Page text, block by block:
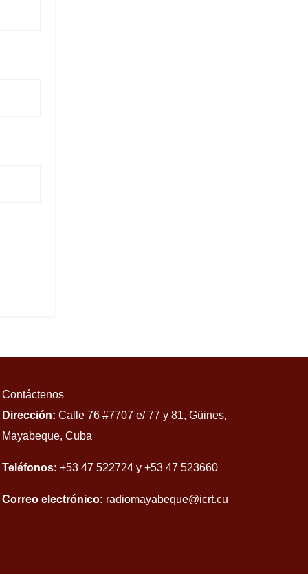
Contáctenos
Dirección: Calle 76 #7707 e/ 77 y 81, Güines,
Mayabeque, Cuba
Teléfonos: +53 47 522724 y +53 47 523660
Correo electrónico: radiomayabeque@icrt.cu